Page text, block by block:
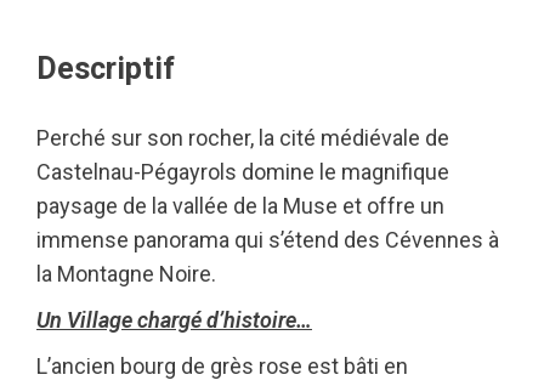
Descriptif
Perché sur son rocher, la cité médiévale de
Castelnau-Pégayrols domine le magnifique
paysage de la vallée de la Muse et offre un
immense panorama qui s’étend des Cévennes à
la Montagne Noire.
Un Village chargé d’histoire…
L’ancien bourg de grès rose est bâti en